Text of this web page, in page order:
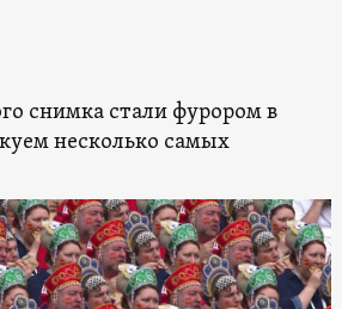
снимка стали фурором в
несколько самых